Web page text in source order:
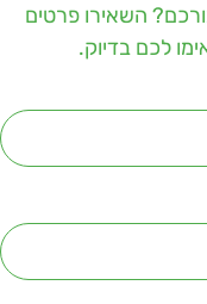
השאירו פרטים
לכם בדיוק.